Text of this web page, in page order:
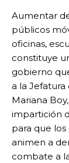
Aumentar
públicos
oficinas,
constituye
gobierno
a la Jefatura
Mariana
impartición
para que
animen a
combate a